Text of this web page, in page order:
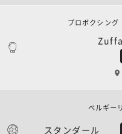
プロボクシ
スタンダール
ベルギ